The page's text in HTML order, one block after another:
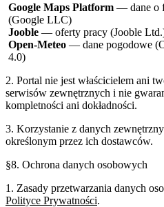
Google Maps Platform — dane o
(Google LLC)
Jooble — oferty pracy (Jooble
Open-Meteo — dane pogodowe
4.0)
2. Portal nie jest właścicielem ani
serwisów zewnętrznych i nie
kompletności ani dokładności.
3. Korzystanie z danych
określonym przez ich dostawców.
§8. Ochrona danych osobowych
1. Zasady przetwarzania danych
Polityce Prywatności.